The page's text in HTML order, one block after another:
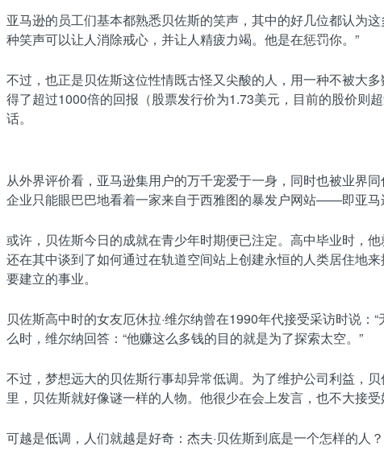
亚马逊的员工们基本都熟悉贝佐斯的笑声，其中的好几位都认为
种笑声可以让人消除戒心，并让人精疲力竭。他是在惩罚你。”
不过，也正是贝佐斯这位性情既古怪又尖酸的人，用一种不被大
得了超过1000倍的回报（股票发行价为1.73美元，目前的股价则
话。
从外界评价看，亚马逊集用户的万千宠爱于一身，同时也被业界
企业只能眼巴巴地看着一家来自于西雅图的暴发户网站——即亚
或许，贝佐斯今日的成就在青少年时期便已注定。高中毕业时，
还在其中谈到了如何通过在轨道空间站上创建永恒的人类居住地
要建立的事业。
贝佐斯高中时的女友厄休拉·维尔纳曾在1990年代接受采访时说
么时，维尔纳回答：“他赚这么多钱的目的就是为了探索太空。”
不过，梦想远大的贝佐斯行事却异常低调。为了维护公司利益，
里，贝佐斯就好像谜一样的人物。他很少在会上发言，也不大接
可越是低调，人们就越是好奇：杰夫·贝佐斯到底是一个怎样的人